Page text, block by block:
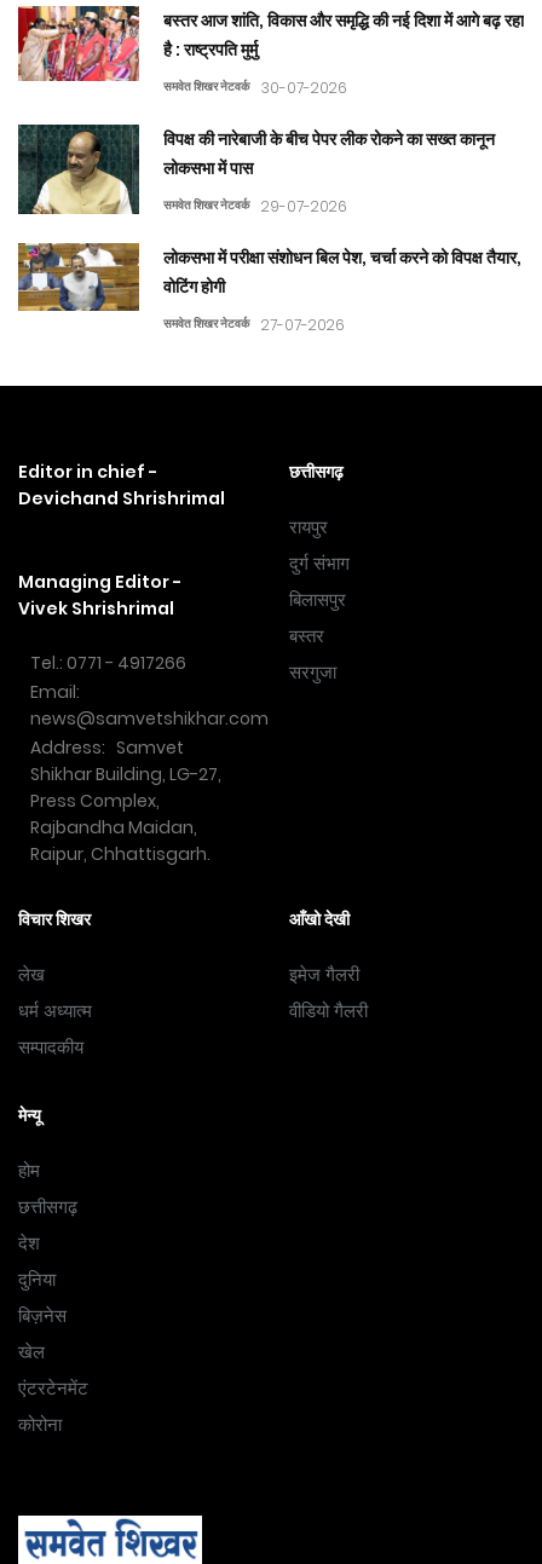
बस्तर आज शांति, विकास और समृद्धि की नई दिशा में आगे बढ़ रहा
है : राष्ट्रपति मुर्मु
समवेत शिखर नेटवर्क 30-07-2026
विपक्ष की नारेबाजी के बीच पेपर लीक रोकने का सख्त कानून
लोकसभा में पास
समवेत शिखर नेटवर्क 29-07-2026
लोकसभा में परीक्षा संशोधन बिल पेश, चर्चा करने को विपक्ष तैयार,
वोटिंग होगी
समवेत शिखर नेटवर्क 27-07-2026
Editor in chief -
Devichand Shrishrimal
Managing Editor -
Vivek Shrishrimal
Tel.: 0771 - 4917266
Email:
news@samvetshikhar.com
Address: Samvet
Shikhar Building, LG-27,
Press Complex,
Rajbandha Maidan,
Raipur, Chhattisgarh.
छत्तीसगढ़
रायपुर
दुर्ग संभाग
बिलासपुर
बस्तर
सरगुजा
विचार शिखर
लेख
धर्म अध्यात्म
सम्पादकीय
आँखो देखी
इमेज गैलरी
वीडियो गैलरी
मेन्यू
होम
छत्तीसगढ़
देश
दुनिया
बिज़नेस
खेल
एंटरटेनमेंट
कोरोना